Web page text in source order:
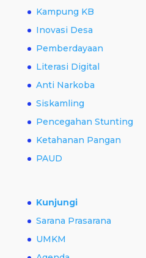
Kampung KB
Inovasi Desa
Pemberdayaan
Literasi Digital
Anti Narkoba
Siskamling
Pencegahan Stunting
Ketahanan Pangan
PAUD
Kunjungi
Sarana Prasarana
UMKM